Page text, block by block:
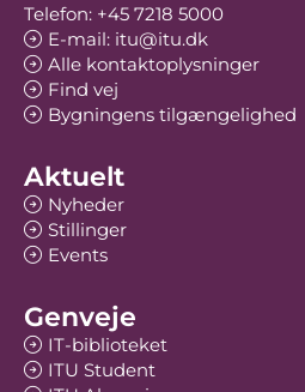
Telefon: +45 7218 5000
E-mail: itu@itu.dk
Alle kontaktoplysninger
Find vej
Bygningens tilgængelighed
Aktuelt
Nyheder
Stillinger
Events
Genveje
IT-biblioteket
ITU Student